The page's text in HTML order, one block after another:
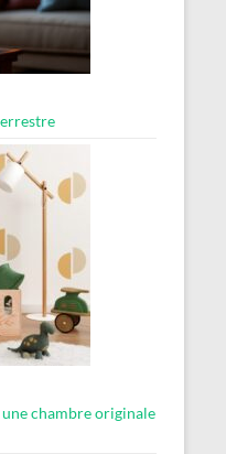
chambre originale